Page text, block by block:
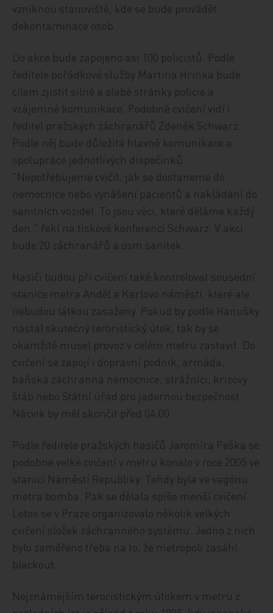
vzniknou stanoviště, kde se bude provádět
dekontaminace osob.
Do akce bude zapojeno asi 100 policistů. Podle
ředitele pořádkové služby Martina Hrinka bude
cílem zjistit silné a slabé stránky policie a
vzájemné komunikace. Podobně cvičení vidí i
ředitel pražských záchranářů Zdeněk Schwarz.
Podle něj bude důležitá hlavně komunikace a
spolupráce jednotlivých dispečinků.
"Nepotřebujeme cvičit, jak se dostaneme do
nemocnice nebo vynášení pacientů a nakládání do
sanitních vozidel. To jsou věci, které děláme každý
den," řekl na tiskové konferenci Schwarz. V akci
bude 20 záchranářů a osm sanitek.
Hasiči budou při cvičení také kontrolovat sousední
stanice metra Anděl a Karlovo náměstí, které ale
nebudou látkou zasaženy. Pokud by podle Hanušky
nastal skutečný teroristický útok, tak by se
okamžitě musel provoz v celém metru zastavit. Do
cvičení se zapojí i dopravní podnik, armáda,
báňská záchranná nemocnice, strážníci, krizový
štáb nebo Státní úřad pro jadernou bezpečnost.
Nácvik by měl skončit před 04:00.
Podle ředitele pražských hasičů Jaromíra Peška se
podobné velké cvičení v metru konalo v roce 2005 ve
stanici Náměstí Republiky. Tehdy byla ve vagónu
metra bomba. Pak se dělala spíše menší cvičení.
Letos se v Praze organizovalo několik velkých
cvičení složek záchranného systému. Jedno z nich
bylo zaměřeno třeba na to, že metropoli zasáhl
blackout.
Nejznámějším teroristickým útokem v metru z